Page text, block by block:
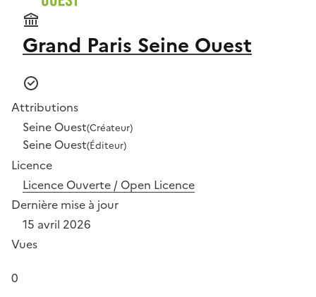
Grand Paris Seine Ouest
Attributions
Seine Ouest(Créateur)
Seine Ouest(Éditeur)
Licence
Licence Ouverte / Open Licence
Dernière mise à jour
15 avril 2026
Vues
0